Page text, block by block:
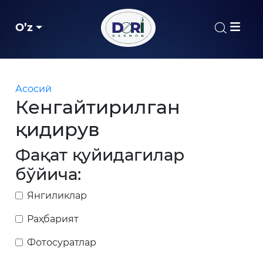
O’z
Асосий
Кенгайтирилган
қидирув
Фақат қуйидагилар
бўйича:
Янгиликлар
Раҳбарият
Фотосуратлар